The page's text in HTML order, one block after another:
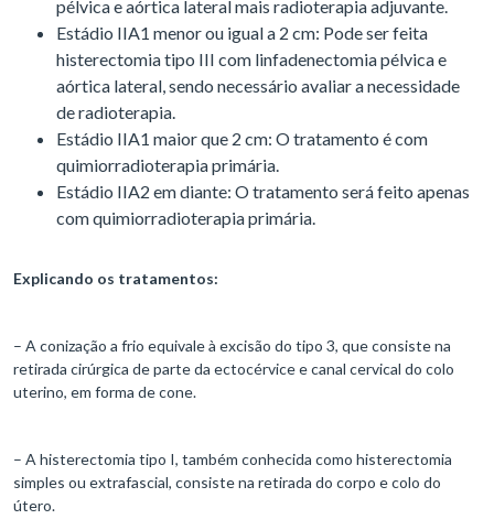
pélvica e aórtica lateral mais radioterapia adjuvante.
Estádio IIA1 menor ou igual a 2 cm: Pode ser feita
histerectomia tipo III com linfadenectomia pélvica e
aórtica lateral, sendo necessário avaliar a necessidade
de radioterapia.
Estádio IIA1 maior que 2 cm: O tratamento é com
quimiorradioterapia primária.
Estádio IIA2 em diante: O tratamento será feito apenas
com quimiorradioterapia primária.
Explicando os tratamentos:
– A conização a frio equivale à excisão do tipo 3, que consiste na
retirada cirúrgica de parte da ectocérvice e canal cervical do colo
uterino, em forma de cone.
– A histerectomia tipo I, também conhecida como histerectomia
simples ou extrafascial, consiste na retirada do corpo e colo do
útero.